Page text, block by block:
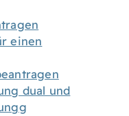
einen
dual und